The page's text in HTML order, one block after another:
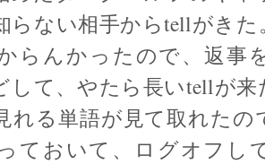
らない相手からtellがき
らんかったので、返事
して、やたら長いtellが
れる単語が見て取れたの
ておいて、ログオフし